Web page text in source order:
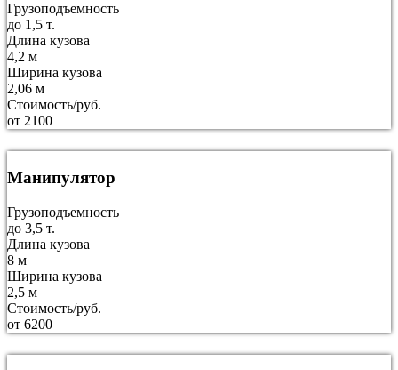
Грузоподъемность
до 1,5 т.
Длина кузова
4,2 м
Ширина кузова
2,06 м
Стоимость/руб.
от 2100
Манипулятор
Грузоподъемность
до 3,5 т.
Длина кузова
8 м
Ширина кузова
2,5 м
Стоимость/руб.
от 6200